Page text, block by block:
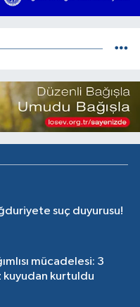
suç duyurusu!
mücadelesi: 3
kuyudan kurtuldu